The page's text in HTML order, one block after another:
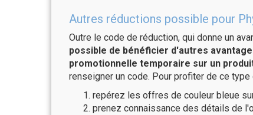
Autres réductions possible pour
Outre le code de réduction, qui donne un
possible de bénéficier d'autres
promotionnelle temporaire sur un
renseigner un code. Pour profiter de ce type
repérez les offres de couleur bleue
prenez connaissance des détails de